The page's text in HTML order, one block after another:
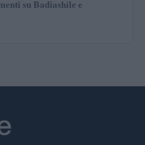
su Badiashile e